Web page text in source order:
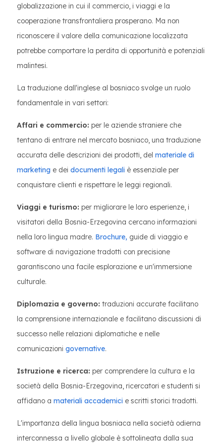
globalizzazione in cui il commercio, i viaggi e la
cooperazione transfrontaliera prosperano. Ma non
riconoscere il valore della comunicazione localizzata
potrebbe comportare la perdita di opportunità e potenziali
malintesi.
La traduzione dall'inglese al bosniaco svolge un ruolo
fondamentale in vari settori:
Affari e commercio: per le aziende straniere che
tentano di entrare nel mercato bosniaco, una traduzione
accurata delle descrizioni dei prodotti, del materiale di
marketing e dei documenti legali è essenziale per
conquistare clienti e rispettare le leggi regionali.
Viaggi e turismo: per migliorare le loro esperienze, i
visitatori della Bosnia-Erzegovina cercano informazioni
nella loro lingua madre. Brochure, guide di viaggio e
software di navigazione tradotti con precisione
garantiscono una facile esplorazione e un'immersione
culturale.
Diplomazia e governo: traduzioni accurate facilitano
la comprensione internazionale e facilitano discussioni di
successo nelle relazioni diplomatiche e nelle
comunicazioni governative.
Istruzione e ricerca: per comprendere la cultura e la
società della Bosnia-Erzegovina, ricercatori e studenti si
affidano a materiali accademici e scritti storici tradotti.
L'importanza della lingua bosniaca nella società odierna
interconnessa a livello globale è sottolineata dalla sua